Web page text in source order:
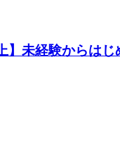
】未経験から